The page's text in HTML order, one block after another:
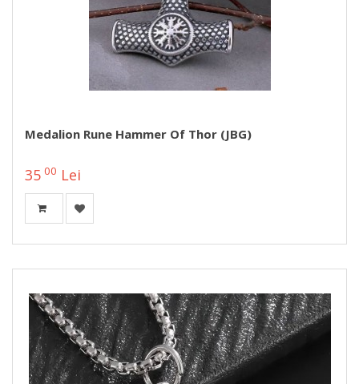
Medalion Rune Hammer Of Thor (JBG)
35 00 Lei